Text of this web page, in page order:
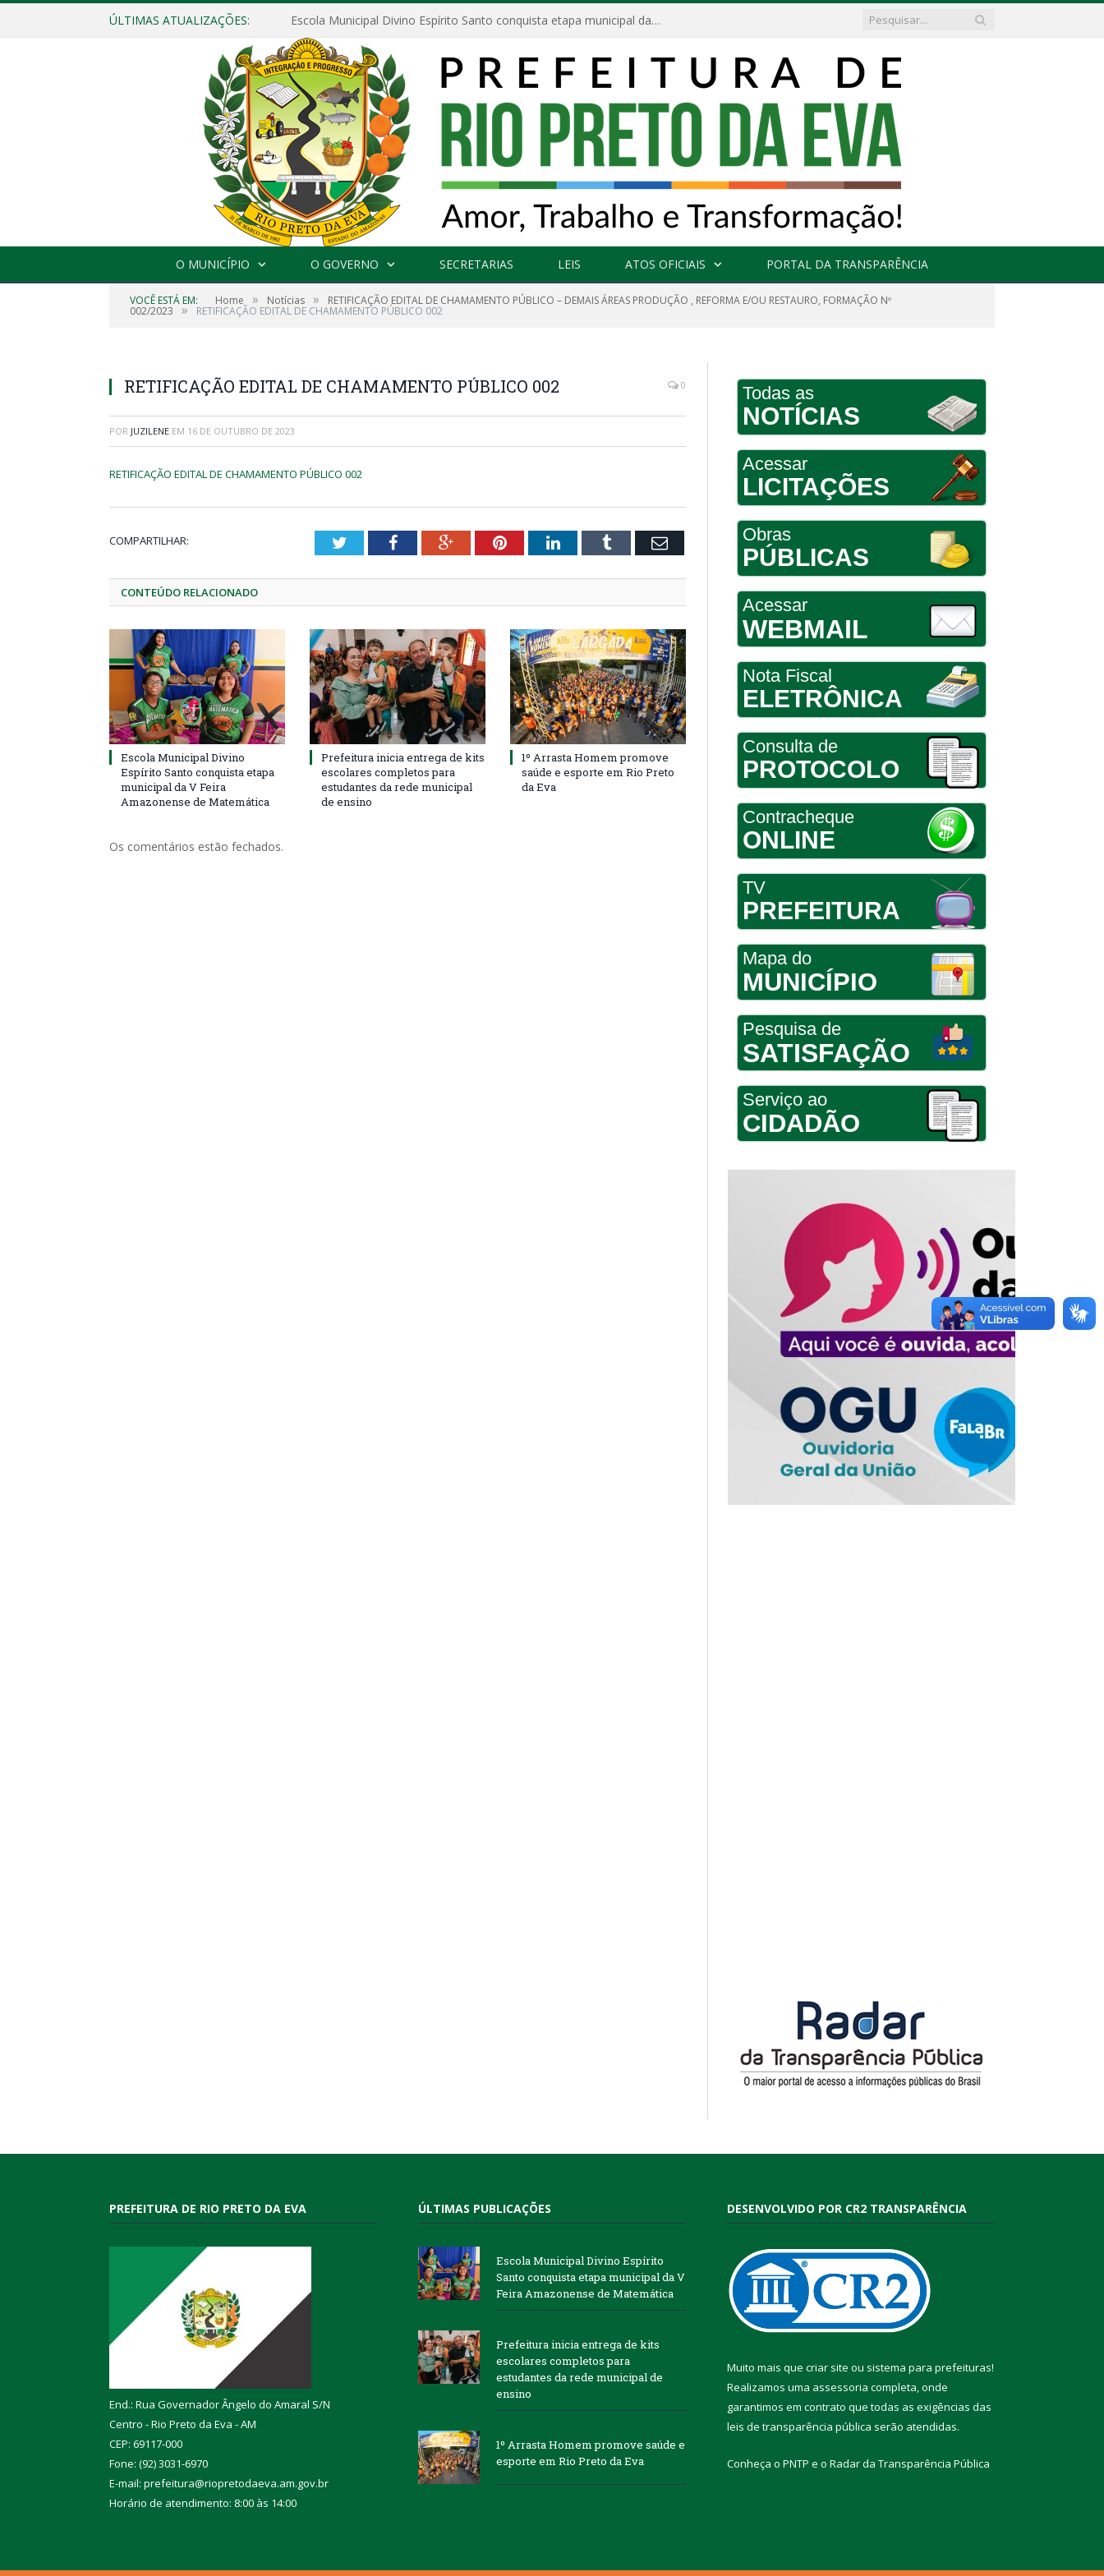
ÚLTIMAS ATUALIZAÇÕES: Escola Municipal Divino Espírito Santo conquista etapa municipal da V Feira Amazonense de Matemática
O MUNICÍPIO O GOVERNO SECRETARIAS LEIS ATOS OFICIAIS PORTAL DA TRANSPARÊNCIA
VOCÊ ESTÁ EM: Home » Notícias » RETIFICAÇÃO EDITAL DE CHAMAMENTO PÚBLICO – DEMAIS ÁREAS PRODUÇÃO , REFORMA E/OU RESTAURO, FORMAÇÃO Nº
002/2023 » RETIFICAÇÃO EDITAL DE CHAMAMENTO PÚBLICO 002
RETIFICAÇÃO EDITAL DE CHAMAMENTO PÚBLICO 002 0
POR JUZILENE EM 16 DE OUTUBRO DE 2023
RETIFICAÇÃO EDITAL DE CHAMAMENTO PÚBLICO 002
COMPARTILHAR: TwitterFacebookGoogle+PinterestLinkedInTumblr Email
CONTEÚDO RELACIONADO
Escola Municipal Divino
Espírito Santo conquista etapa
municipal da V Feira
Amazonense de Matemática
Prefeitura inicia entrega de kits
escolares completos para
estudantes da rede municipal
de ensino
1º Arrasta Homem promove
saúde e esporte em Rio Preto
da Eva
Os comentários estão fechados.
Todas as
NOTÍCIAS
Acessar
LICITAÇÕES
Obras
PÚBLICAS
Acessar
WEBMAIL
Nota Fiscal
ELETRÔNICA
Consulta de
PROTOCOLO
Contracheque
ONLINE
TV
PREFEITURA
Mapa do
MUNICÍPIO
Pesquisa de
SATISFAÇÃO
Serviço ao
CIDADÃO
PREFEITURA DE RIO PRETO DA EVA
End.: Rua Governador Ângelo do Amaral S/N
Centro - Rio Preto da Eva - AM
CEP: 69117-000
Fone: (92) 3031-6970
E-mail: prefeitura@riopretodaeva.am.gov.br
Horário de atendimento: 8:00 às 14:00
ÚLTIMAS PUBLICAÇÕES
Escola Municipal Divino Espírito
Santo conquista etapa municipal da V
Feira Amazonense de Matemática
Prefeitura inicia entrega de kits
escolares completos para
estudantes da rede municipal de
ensino
1º Arrasta Homem promove saúde e
esporte em Rio Preto da Eva
DESENVOLVIDO POR CR2 TRANSPARÊNCIA
Muito mais que criar site ou sistema para prefeituras!
Realizamos uma assessoria completa, onde
garantimos em contrato que todas as exigências das
leis de transparência pública serão atendidas.
Conheça o PNTP e o Radar da Transparência Pública